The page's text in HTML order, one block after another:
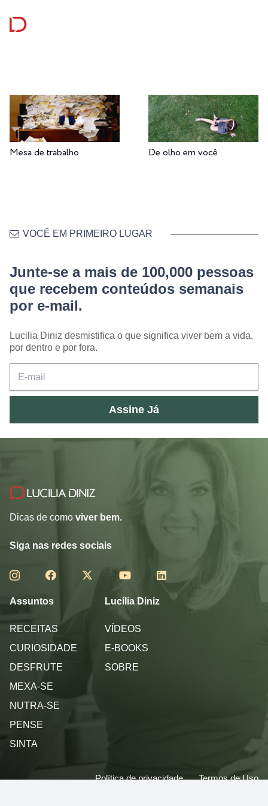
Mesa de trabalho De olho em você
VOCÊ EM PRIMEIRO LUGAR
Junte-se a mais de 100,000 pessoas
que recebem conteúdos semanais
por e-mail.
Lucilia Diniz desmistifica o que significa viver bem a vida,
por dentro e por fora.
Assine Já
Dicas de como viver bem.
Siga nas redes sociais
Assuntos
RECEITAS
CURIOSIDADE
DESFRUTE
MEXA-SE
NUTRA-SE
PENSE
SINTA
Lucília Diniz
VÍDEOS
E-BOOKS
SOBRE
Política de privacidade Termos de Uso